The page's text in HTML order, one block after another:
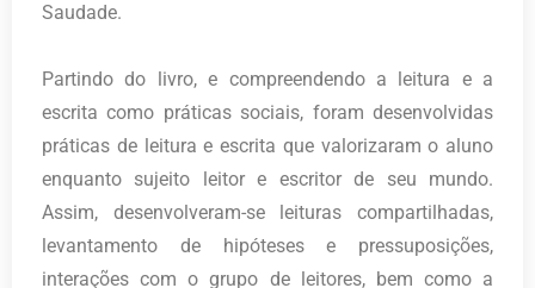
Saudade.
Partindo do livro, e compreendendo a leitura e a
escrita como práticas sociais, foram desenvolvidas
práticas de leitura e escrita que valorizaram o aluno
enquanto sujeito leitor e escritor de seu mundo.
Assim, desenvolveram-se leituras compartilhadas,
levantamento de hipóteses e pressuposições,
interações com o grupo de leitores, bem como a